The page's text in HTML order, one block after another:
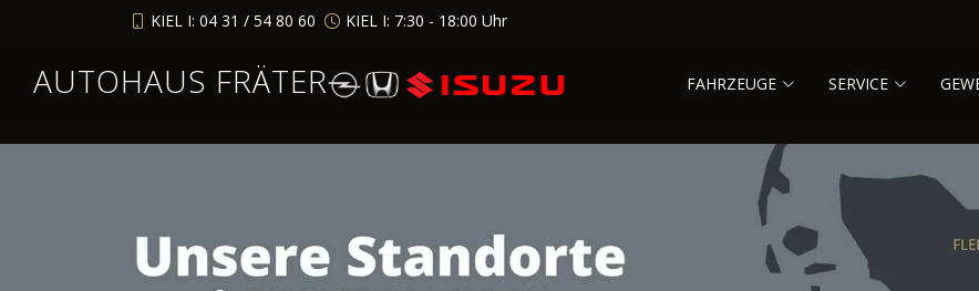
KIEL I: 04 31 / 54 80 60 KIEL I: 7:30 - 18:00 Uhr
AUTOHAUS FRÄTER FAHRZEUGE SERVICE